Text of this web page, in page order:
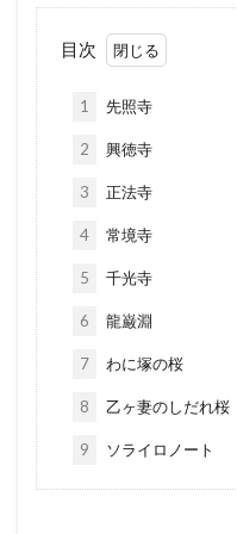
目次
1 先照寺
2 興徳寺
3 正法寺
4 常境寺
5 千光寺
6 龍巌淵
7 わに塚の桜
8 乙ヶ妻のしだれ桜
9 ソライロノート